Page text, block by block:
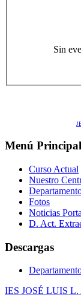
Sin
Menú Principal
Curso Actual
Nuestro
Fotos
Noticias
D. Act.
Descargas
IES JOSÉ LUIS